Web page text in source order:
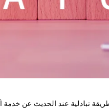
تبادلية عند الحديث عن